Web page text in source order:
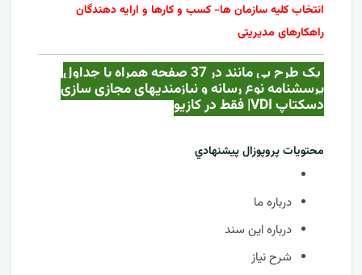
انتخاب کلیه سازمان ها- کسب و کارها و ارایه دهندگان
راهکارهای مدیریتی
یک طرح بی مانند در 37 صفحه همراه با جداول
پرسشنامه نوع رسانه و نیازمندیهای مجازی سازی
دسکتاپ VDI| فقط در کازيو
محتويات پروپوزال پيشنهادي
درباره ما
درباره این سند
شرح نیاز